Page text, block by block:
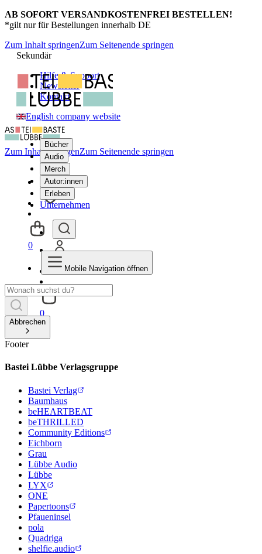
AB SOFORT VERSANDKOSTENFREI BESTELLEN!
*gilt nur für Bestellungen innerhalb DE
Zum Inhalt springenZum Seitenende springen
Sekundär
Hilfe & Support
Newsletter
Kontakt
English company website
Bücher
Audio
Merch
Autor:innen
Erleben
Unternehmen
0
Zum Inhalt springenZum Seitenende springen
0
Mobile Navigation öffnen
Abbrechen
Footer
Bastei Lübbe Verlagsgruppe
Bastei Verlag
Baumhaus
beHEARTBEAT
beTHRILLED
Community Editions
Eichborn
Grau
Lübbe Audio
Lübbe
LYX
ONE
Papertoons
Pfaueninsel
pola
Quadriga
shelfie.audio